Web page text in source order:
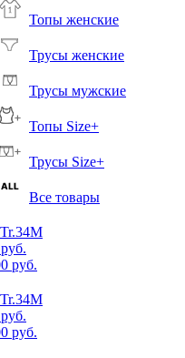
Топы женские
Трусы женские
Трусы мужские
Топы Size+
Трусы Size+
Все товары
руб.
руб.